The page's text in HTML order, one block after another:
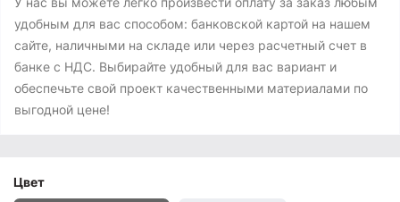
удобным для вас способом: банковской картой на нашем
сайте, наличными на складе или через расчетный счет в
банке с НДС. Выбирайте удобный для вас вариант и
обеспечьте свой проект качественными материалами по
выгодной цене!
Цвет